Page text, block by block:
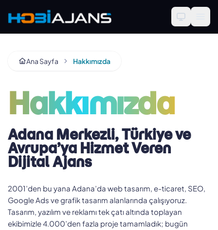
Ana Sayfa Hakkımızda
Hakkımızda
Adana Merkezli, Türkiye ve
Avrupa’ya Hizmet Veren
Dijital Ajans
2001’den bu yana Adana’da web tasarım, e-ticaret, SEO,
Google Ads ve grafik tasarım alanlarında çalışıyoruz.
Tasarım, yazılım ve reklamı tek çatı altında toplayan
ekibimizle 4.000’den fazla proje tamamladık; bugün